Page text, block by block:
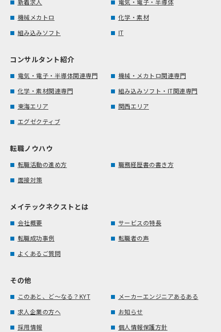
新着求人
電気・電子・半導体
機械メカトロ
化学・素材
組み込みソフト
IT
コンサルタント紹介
電気・電子・半導体関連専門
機械・メカトロ関連専門
化学・素材関連専門
組み込みソフト・IT関連専門
東海エリア
関西エリア
エグゼクティブ
転職ノウハウ
転職活動の進め方
職務経歴書の書き方
面接対策
メイテックネクストとは
会社概要
サービスの特長
転職成功事例
転職者の声
よくあるご質問
その他
このあと、ど～なる？KYT
メーカーエンジニアあるある
求人企業の方へ
お知らせ
採用情報
個人情報保護方針